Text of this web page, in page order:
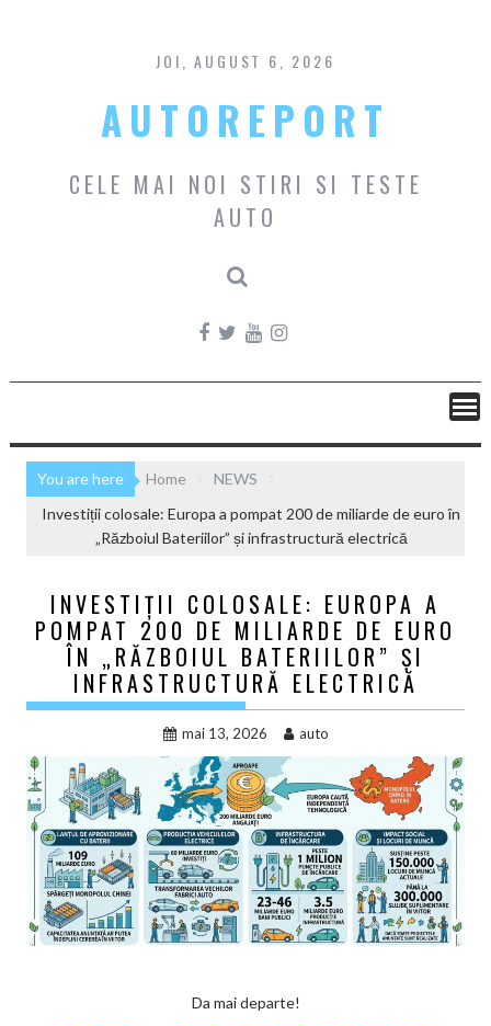
content
JOI, AUGUST 6, 2026
AUTOREPORT
CELE MAI NOI STIRI SI TESTE
AUTO
You are here Home
NEWS
Investiții colosale: Europa a pompat 200 de miliarde de euro în
„Războiul Bateriilor” și infrastructură electrică
INVESTIȚII COLOSALE: EUROPA A
POMPAT 200 DE MILIARDE DE EURO
ÎN „RĂZBOIUL BATERIILOR” ȘI
INFRASTRUCTURĂ ELECTRICĂ
mai 13, 2026 auto
Da mai departe!